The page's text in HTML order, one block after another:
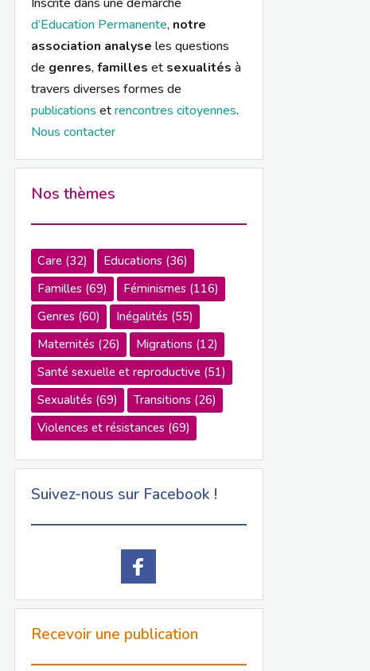
d’Education Permanente, notre
association analyse les questions
de genres,familles et sexualités à
travers diverses formes de
publications etrencontres citoyennes.
Nous contacter
Nos thèmes
Care (32) Educations (36)
Familles (69) Féminismes (116)
Genres (60) Inégalités (55)
Maternités (26) Migrations (12)
Santé sexuelle et reproductive (51)
Sexualités (69) Transitions (26)
Violences et résistances (69)
Suivez-nous sur Facebook !
Recevoir une publication